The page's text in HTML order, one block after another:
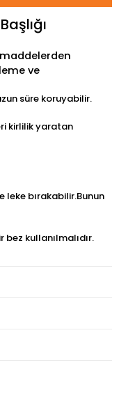
ve
süre koruyabilir.
kirlilik yaratan
leke bırakabilir.Bunun
kullanılmalıdır.